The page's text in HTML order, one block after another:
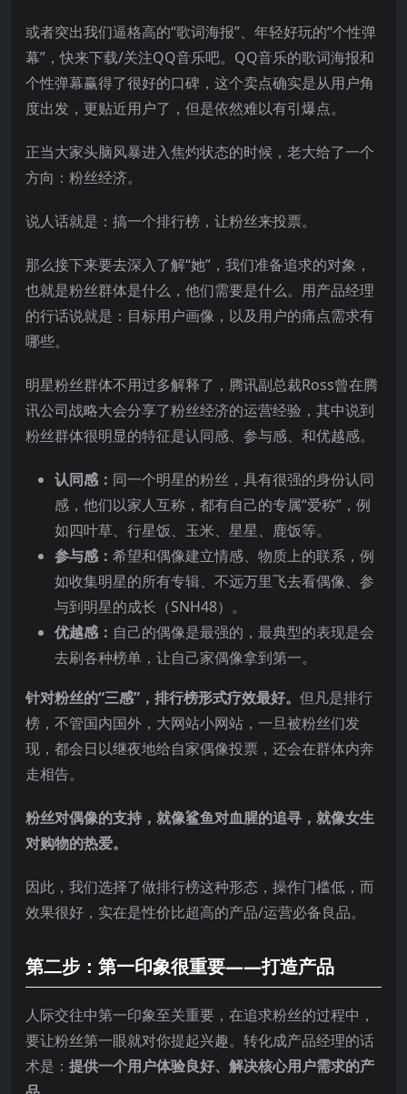
或者突出我们逼格高的“歌词海报”、年轻好玩的“个性弹
幕”，快来下载/关注QQ音乐吧。QQ音乐的歌词海报和
个性弹幕赢得了很好的口碑，这个卖点确实是从用户角
度出发，更贴近用户了，但是依然难以有引爆点。
正当大家头脑风暴进入焦灼状态的时候，老大给了一个
方向：粉丝经济。
说人话就是：搞一个排行榜，让粉丝来投票。
那么接下来要去深入了解“她”，我们准备追求的对象，
也就是粉丝群体是什么，他们需要是什么。用产品经理
的行话说就是：目标用户画像，以及用户的痛点需求有
哪些。
明星粉丝群体不用过多解释了，腾讯副总裁Ross曾在腾
讯公司战略大会分享了粉丝经济的运营经验，其中说到
粉丝群体很明显的特征是认同感、参与感、和优越感。
认同感： 同一个明星的粉丝，具有很强的身份认同
感，他们以家人互称，都有自己的专属“爱称”，例
如四叶草、行星饭、玉米、星星、鹿饭等。
参与感： 希望和偶像建立情感、物质上的联系，例
如收集明星的所有专辑、不远万里飞去看偶像、参
与到明星的成长（SNH48）。
优越感： 自己的偶像是最强的，最典型的表现是会
去刷各种榜单，让自己家偶像拿到第一。
针对粉丝的“三感”，排行榜形式疗效最好。 但凡是排行
榜，不管国内国外，大网站小网站，一旦被粉丝们发
现，都会日以继夜地给自家偶像投票，还会在群体内奔
走相告。
粉丝对偶像的支持，就像鲨鱼对血腥的追寻，就像女生
对购物的热爱。
因此，我们选择了做排行榜这种形态，操作门槛低，而
效果很好，实在是性价比超高的产品/运营必备良品。
第二步：第一印象很重要——打造产品
人际交往中第一印象至关重要，在追求粉丝的过程中，
要让粉丝第一眼就对你提起兴趣。转化成产品经理的话
术是： 提供一个用户体验良好、解决核心用户需求的产